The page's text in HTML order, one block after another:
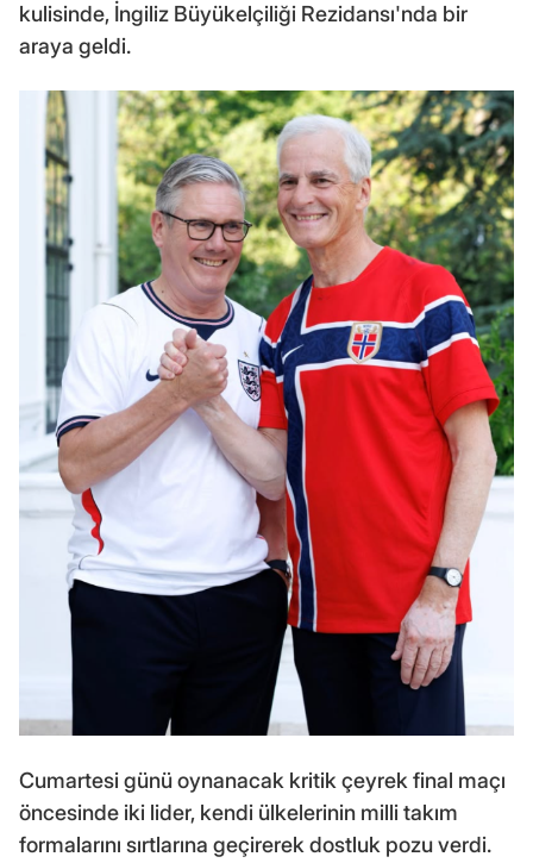
kulisinde, İngiliz Büyükelçiliği Rezidansı'nda bir
araya geldi.
Cumartesi günü oynanacak kritik çeyrek final maçı
öncesinde iki lider, kendi ülkelerinin milli takım
formalarını sırtlarına geçirerek dostluk pozu verdi.